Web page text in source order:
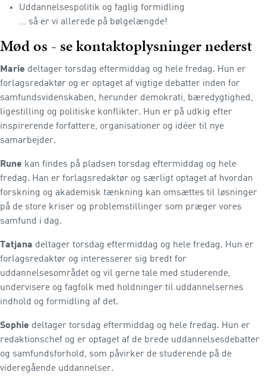
Uddannelsespolitik og faglig formidling
… så er vi allerede på bølgelængde!
Mød os - se kontaktoplysninger nederst
Marie deltager torsdag eftermiddag og hele fredag. Hun er
forlagsredaktør og er optaget af vigtige debatter inden for
samfundsvidenskaben, herunder demokrati, bæredygtighed,
ligestilling og politiske konflikter. Hun er på udkig efter
inspirerende forfattere, organisationer og idéer til nye
samarbejder.
Rune kan findes på pladsen torsdag eftermiddag og hele
fredag. Han er forlagsredaktør og særligt optaget af hvordan
forskning og akademisk tænkning kan omsættes til løsninger
på de store kriser og problemstillinger som præger vores
samfund i dag.
Tatjana deltager torsdag eftermiddag og hele fredag. Hun er
forlagsredaktør og interesserer sig bredt for
uddannelsesområdet og vil gerne tale med studerende,
undervisere og fagfolk med holdninger til uddannelsernes
indhold og formidling af det.
Sophie deltager torsdag eftermiddag og hele fredag. Hun er
redaktionschef og er optaget af de brede uddannelsesdebatter
og samfundsforhold, som påvirker de studerende på de
videregående uddannelser.